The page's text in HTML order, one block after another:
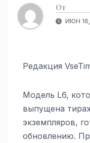
От
ИЮН
Редакция
Модель L6,
выпущена
экземпляров,
обновлению.